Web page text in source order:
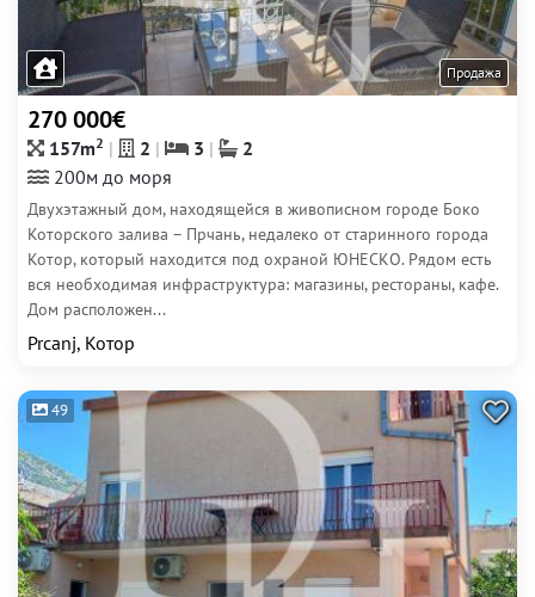
Продажа
270 000€
157m2 2 3
2
200м до моря
Двухэтажный дом, находящейся в живописном городе Боко
Которского залива – Прчань, недалеко от старинного города
Котор, который находится под охраной ЮНЕСКО. Рядом есть
вся необходимая инфраструктура: магазины, рестораны, кафе.
Дом расположен...
Prcanj, Котор
49